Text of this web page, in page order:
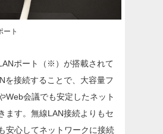
ート
ポート（※）が搭載されて
を接続することで、大容量フ
Web会議でも安定したネット
ます。無線LAN接続よりもセ
安心してネットワークに接続